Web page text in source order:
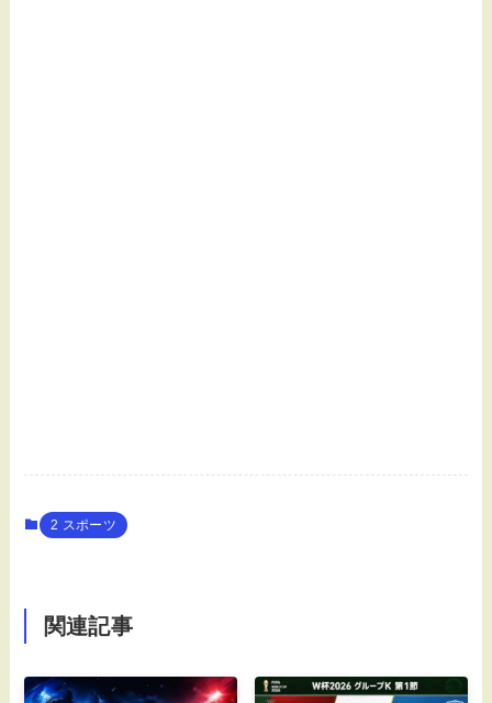
2 スポーツ
関連記事